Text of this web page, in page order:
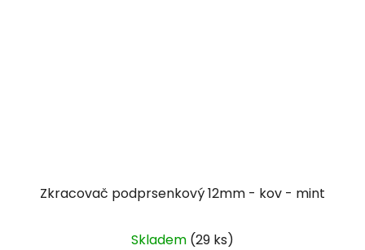
Zkracovač podprsenkový 12mm - kov - mint
Skladem (29 ks)